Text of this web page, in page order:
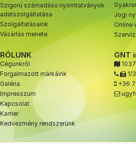
Szigorú számadású nyomtatványok
adatszolgáltatása
Szolgáltatásaink
Vásárlás menete
Jogi
Online
RÓLUNK
Cégünkről
Forgalmazott márkáink
Galéria
Impresszum
Kapcsolat
Karrier
Kedvezmény rendszerünk
GNT
1/
+36